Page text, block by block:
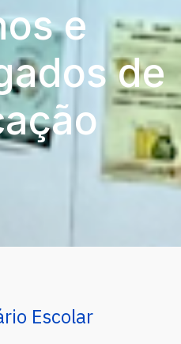
e
de
Escolar